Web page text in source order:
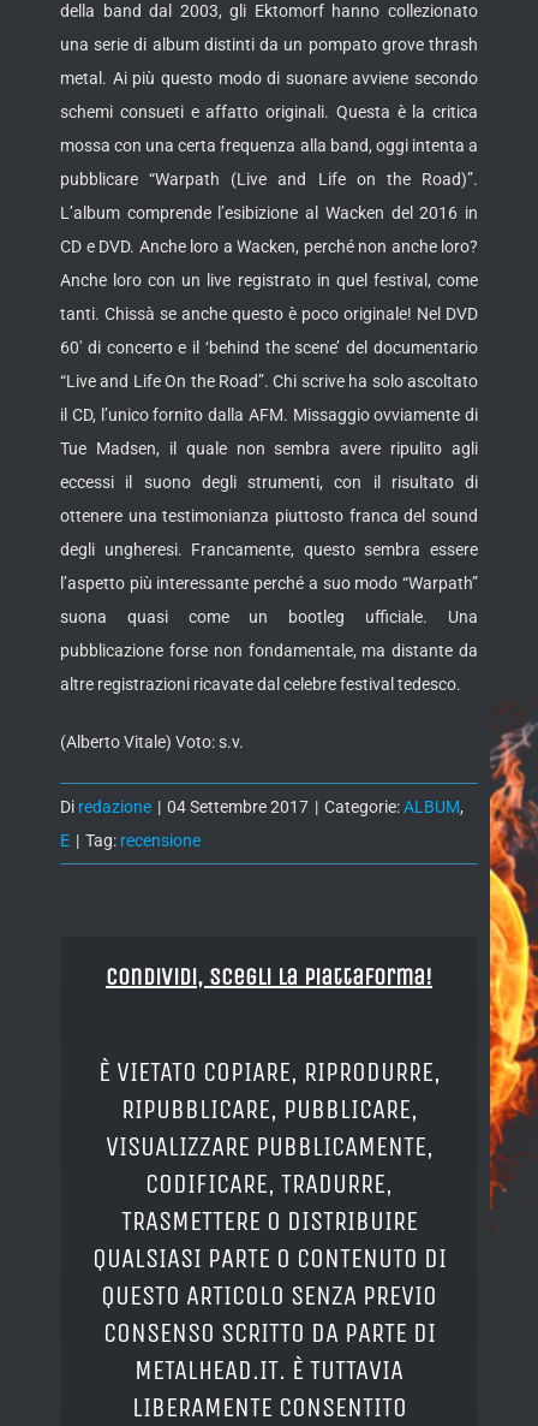
della band dal 2003, gli Ektomorf hanno collezionato
una serie di album distinti da un pompato grove thrash
metal. Ai più questo modo di suonare avviene secondo
schemi consueti e affatto originali. Questa è la critica
mossa con una certa frequenza alla band, oggi intenta a
pubblicare “Warpath (Live and Life on the Road)”.
L’album comprende l’esibizione al Wacken del 2016 in
CD e DVD. Anche loro a Wacken, perché non anche loro?
Anche loro con un live registrato in quel festival, come
tanti. Chissà se anche questo è poco originale! Nel DVD
60′ di concerto e il ‘behind the scene’ del documentario
“Live and Life On the Road”. Chi scrive ha solo ascoltato
il CD, l’unico fornito dalla AFM. Missaggio ovviamente di
Tue Madsen, il quale non sembra avere ripulito agli
eccessi il suono degli strumenti, con il risultato di
ottenere una testimonianza piuttosto franca del sound
degli ungheresi. Francamente, questo sembra essere
l’aspetto più interessante perché a suo modo “Warpath”
suona quasi come un bootleg ufficiale. Una
pubblicazione forse non fondamentale, ma distante da
altre registrazioni ricavate dal celebre festival tedesco.
(Alberto Vitale) Voto: s.v.
Di redazione | 04 Settembre 2017 | Categorie:ALBUM,
E | Tag: recensione
Condividi, Scegli la piattaforma!
È VIETATO COPIARE, RIPRODURRE,
RIPUBBLICARE, PUBBLICARE,
VISUALIZZARE PUBBLICAMENTE,
CODIFICARE, TRADURRE,
TRASMETTERE O DISTRIBUIRE
QUALSIASI PARTE O CONTENUTO DI
QUESTO ARTICOLO SENZA PREVIO
CONSENSO SCRITTO DA PARTE DI
METALHEAD.IT. È TUTTAVIA
LIBERAMENTE CONSENTITO